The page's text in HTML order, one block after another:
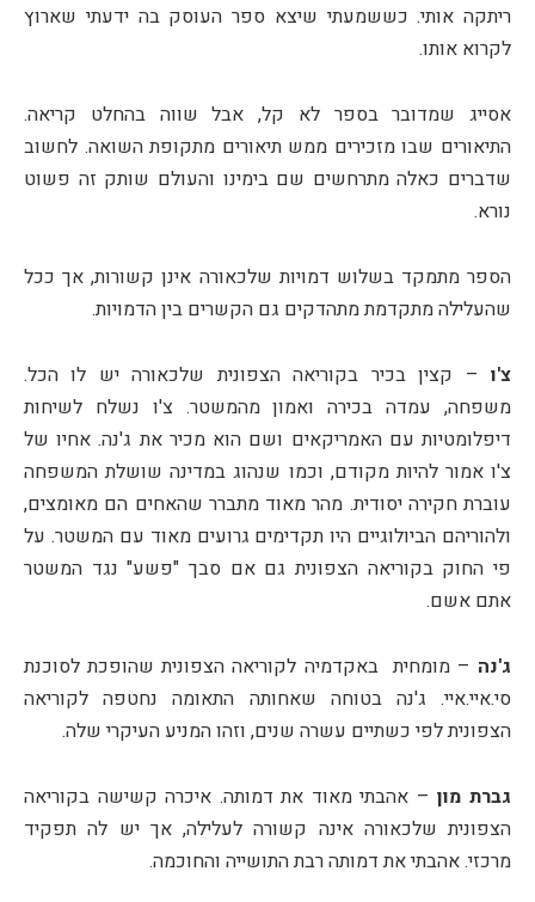
ריתקה אותי. כששמעתי שיצא ספר העוסק בה ידעתי שארוץ
לקרוא אותו.
אסייג שמדובר בספר לא קל, אבל שווה בהחלט קריאה.
התיאורים שבו מזכירים ממש תיאורים מתקופת השואה. לחשוב
שדברים כאלה מתרחשים שם בימינו והעולם שותק זה פשוט
נורא.
הספר מתמקד בשלוש דמויות שלכאורה אינן קשורות, אך ככל
שהעלילה מתקדמת מתהדקים גם הקשרים בין הדמויות.
צ'ו – קצין בכיר בקוריאה הצפונית שלכאורה יש לו הכל.
משפחה, עמדה בכירה ואמון מהמשטר. צ'ו נשלח לשיחות
דיפלומטיות עם האמריקאים ושם הוא מכיר את ג'נה. אחיו של
צ'ו אמור להיות מקודם, וכמו שנהוג במדינה שושלת המשפחה
עוברת חקירה יסודית. מהר מאוד מתברר שהאחים הם מאומצים,
ולהוריהם הביולוגיים היו תקדימים גרועים מאוד עם המשטר. על
פי החוק בקוריאה הצפונית גם אם סבך "פשע" נגד המשטר
אתם אשם.
ג'נה – מומחית באקדמיה לקוריאה הצפונית שהופכת לסוכנת
סי.איי.איי. ג'נה בטוחה שאחותה התאומה נחטפה לקוריאה
הצפונית לפי כשתיים עשרה שנים, וזהו המניע העיקרי שלה.
גברת מון – אהבתי מאוד את דמותה. איכרה קשישה בקוריאה
הצפונית שלכאורה אינה קשורה לעלילה, אך יש לה תפקיד
מרכזי. אהבתי את דמותה רבת התושייה והחוכמה.